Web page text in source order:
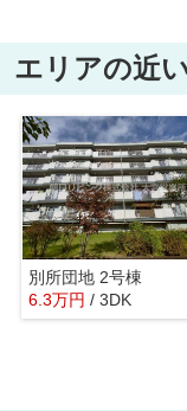
エリアの近
別所団地 2号棟
6.3万円 / 3DK